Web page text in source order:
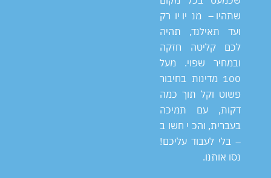
שתהיו – מניו יורק
ועד תאילנד, תהיה
לכם קליטה חזקה
ובמחיר שפוי. מעל
100 מדינות בחיבור
פשוט וקל תוך כמה
דקות, עם תמיכה
בעברית, והכי חשוב
– בלי לעבוד עליכם!
נסו אותנו.